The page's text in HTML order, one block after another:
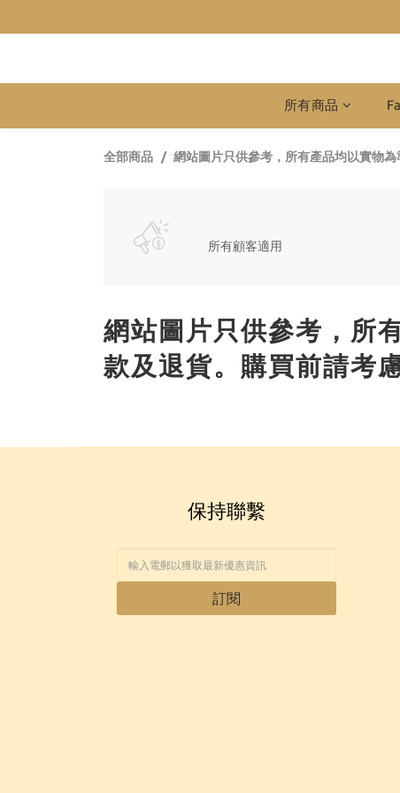
所有商品
全部商品 網站圖片只供參考，所有產品均以實物
所有顧客適用
網站圖片只供參考，所
款及退貨。購買前請考
保持聯繫
訂閱